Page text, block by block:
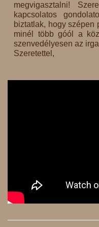
megvigasztalni!
kapcsolatos
biztatlak, hogy szépen
minél több góól a
szenvedélyesen az
Szeretettel,